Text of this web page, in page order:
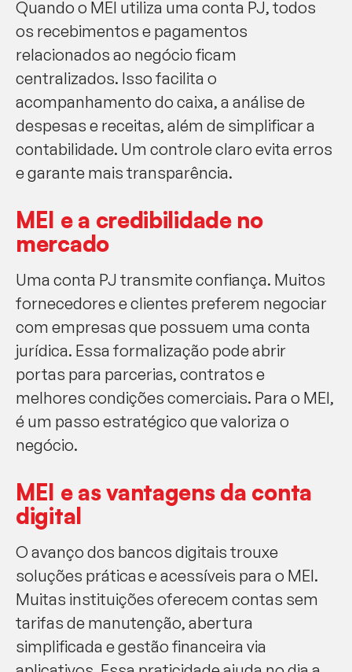
Quando o MEI utiliza uma conta PJ, todos
os recebimentos e pagamentos
relacionados ao negócio ficam
centralizados. Isso facilita o
acompanhamento do caixa, a análise de
despesas e receitas, além de simplificar a
contabilidade. Um controle claro evita erros
e garante mais transparência.
MEI e a credibilidade no
mercado
Uma conta PJ transmite confiança. Muitos
fornecedores e clientes preferem negociar
com empresas que possuem uma conta
jurídica. Essa formalização pode abrir
portas para parcerias, contratos e
melhores condições comerciais. Para o MEI,
é um passo estratégico que valoriza o
negócio.
MEI e as vantagens da conta
digital
O avanço dos bancos digitais trouxe
soluções práticas e acessíveis para o MEI.
Muitas instituições oferecem contas sem
tarifas de manutenção, abertura
simplificada e gestão financeira via